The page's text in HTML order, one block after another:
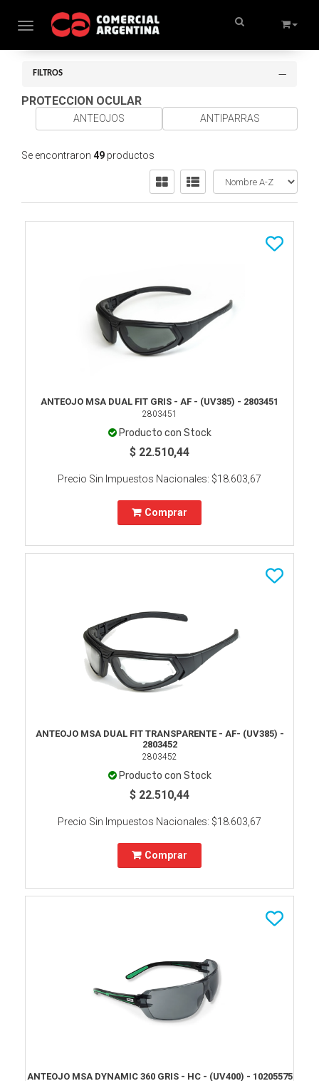
Toggle navigation
FILTROS
PROTECCION OCULAR
ANTEOJOS ANTIPARRAS
Se encontraron 49 productos
ANTEOJO MSA DUAL FIT GRIS - AF - (UV385) - 2803451
2803451
Producto con Stock
$ 22.510,44
Precio Sin Impuestos Nacionales: $18.603,67
Comprar
ANTEOJO MSA DUAL FIT TRANSPARENTE - AF- (UV385) -
2803452
2803452
Producto con Stock
$ 22.510,44
Precio Sin Impuestos Nacionales: $18.603,67
Comprar
ANTEOJO MSA DYNAMIC 360 GRIS - HC - (UV400) - 10205575